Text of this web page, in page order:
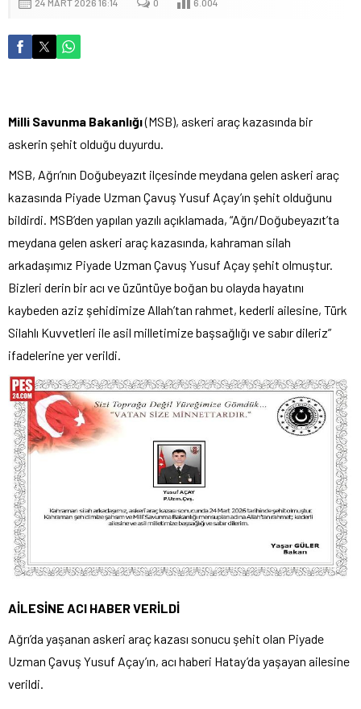
Milli Savunma Bakanlığı(MSB), askeri araç kazasında bir
askerin şehit olduğu duyurdu.
MSB, Ağrı’nın Doğubeyazıt ilçesinde meydana gelen askeri araç
kazasında Piyade Uzman Çavuş Yusuf Açay’ın şehit olduğunu
bildirdi. MSB’den yapılan yazılı açıklamada, “Ağrı/Doğubeyazıt’ta
meydana gelen askeri araç kazasında, kahraman silah
arkadaşımız Piyade Uzman Çavuş Yusuf Açay şehit olmuştur.
Bizleri derin bir acı ve üzüntüye boğan bu olayda hayatını
kaybeden aziz şehidimize Allah’tan rahmet, kederli ailesine, Türk
Silahlı Kuvvetleri ile asil milletimize başsağlığı ve sabır dileriz”
ifadelerine yer verildi.
AİLESİNE ACI HABER VERİLDİ
Ağrı’da yaşanan askeri araç kazası sonucu şehit olan Piyade
Uzman Çavuş Yusuf Açay’ın, acı haberi Hatay’da yaşayan ailesine
verildi.